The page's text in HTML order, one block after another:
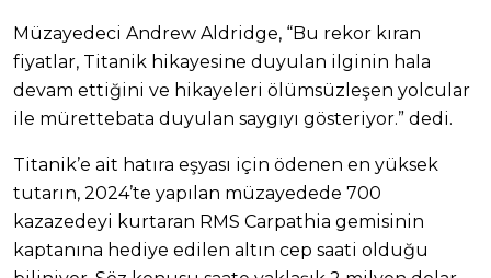
Müzayedeci Andrew Aldridge, “Bu rekor kıran
fiyatlar, Titanik hikayesine duyulan ilginin hala
devam ettiğini ve hikayeleri ölümsüzleşen yolcular
ile mürettebata duyulan saygıyı gösteriyor.” dedi.
Titanik’e ait hatıra eşyası için ödenen en yüksek
tutarın, 2024’te yapılan müzayedede 700
kazazedeyi kurtaran RMS Carpathia gemisinin
kaptanına hediye edilen altın cep saati olduğu